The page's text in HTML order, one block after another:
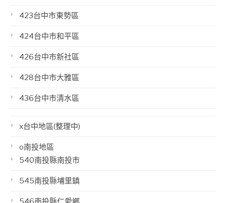
423台中市東勢區
424台中市和平區
426台中市新社區
428台中市大雅區
436台中市清水區
x台中地區(整理中)
o南投地區
540南投縣南投市
545南投縣埔里鎮